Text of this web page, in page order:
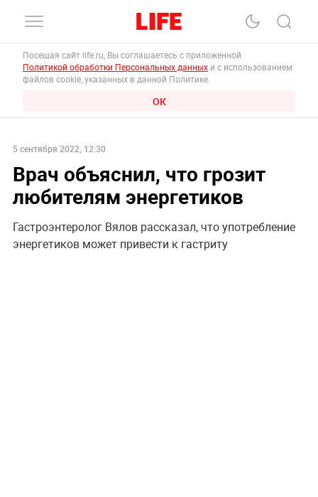
Посещая сайт life.ru, Вы соглашаетесь с приложенной
Политикой обработки Персональных данных и с использованием
файлов cookie, указанных в данной Политике.
ОК
5 сентября 2022, 12:30
Врач объяснил, что грозит
любителям энергетиков
Гастроэнтеролог Вялов рассказал, что употребление
энергетиков может привести к гастриту